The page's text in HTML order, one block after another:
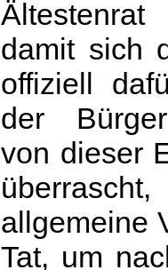
damit sich
offiziell
der
von dieser
allgemeine
Tat, um